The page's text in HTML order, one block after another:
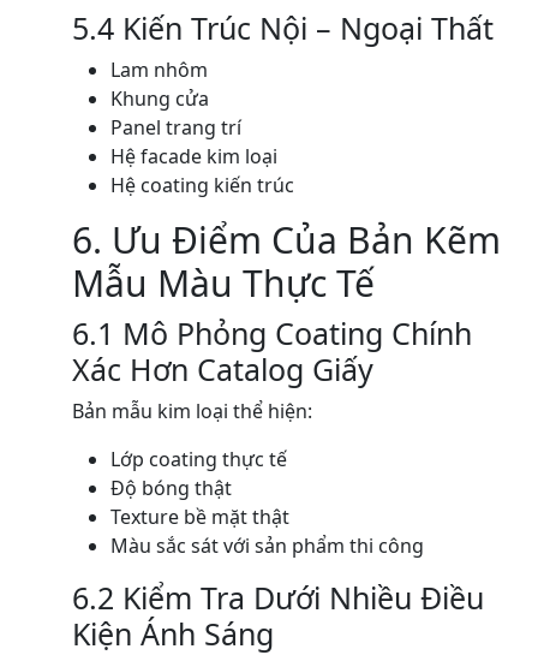
5.4 Kiến Trúc Nội – Ngoại Thất
Lam nhôm
Khung cửa
Panel trang trí
Hệ facade kim loại
Hệ coating kiến trúc
6. Ưu Điểm Của Bản Kẽm
Mẫu Màu Thực Tế
6.1 Mô Phỏng Coating Chính
Xác Hơn Catalog Giấy
Bản mẫu kim loại thể hiện:
Lớp coating thực tế
Độ bóng thật
Texture bề mặt thật
Màu sắc sát với sản phẩm thi công
6.2 Kiểm Tra Dưới Nhiều Điều
Kiện Ánh Sáng